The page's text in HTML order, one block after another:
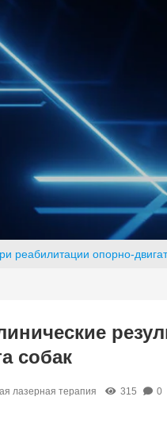
реабилитации опорно-
собак
лазерная терапия 315 0